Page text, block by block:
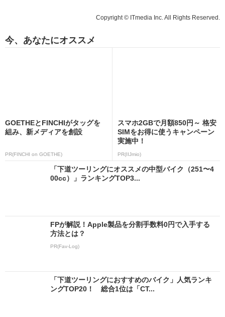
Copyright © ITmedia Inc. All Rights Reserved.
今、あなたにオススメ
GOETHEとFINCHIがタッグを
組み、新メディアを創設
PR(FINCHI on GOETHE)
スマホ2GBで月額850円～ 格安
SIMをお得に使うキャンペーン
実施中！
PR(IIJmio)
「下道ツーリングにオススメの中型バイク（251〜4
00cc）」ランキングTOP3...
FPが解説！Apple製品を分割手数料0円で入手する
方法とは？
PR(Fav-Log)
「下道ツーリングにおすすめのバイク」人気ランキ
ングTOP20！ 総合1位は「CT...